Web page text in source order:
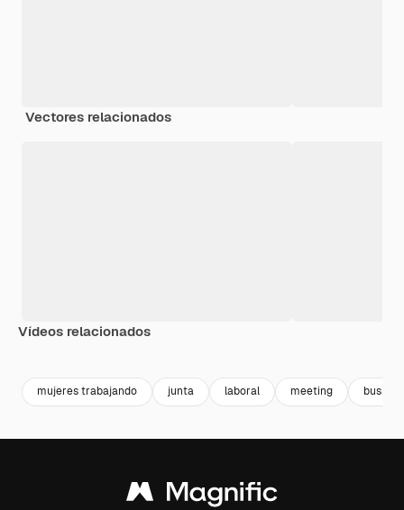
Vectores relacionados
Vídeos relacionados
mujeres trabajando junta laboral meeting